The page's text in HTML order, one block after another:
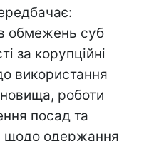
обмежень суб
за корупційні
використання
роботи
посад та
щодо одержання